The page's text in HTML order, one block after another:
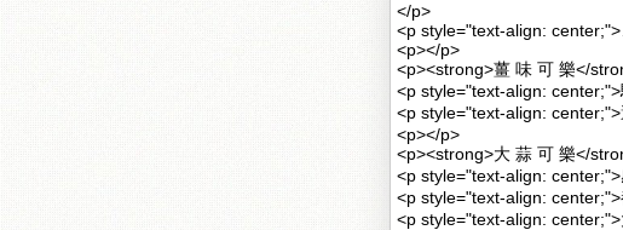
</p>
<p style="text-align:
<p></p>
<p><strong>薑 味 可 樂</
<p style="text-align:
<p style="text-align:
<p></p>
<p><strong>大 蒜 可 樂</
<p style="text-align:
<p style="text-align:
<p style="text-align: